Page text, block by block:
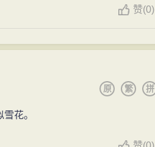
赞(0)
拼
繁
原
花。